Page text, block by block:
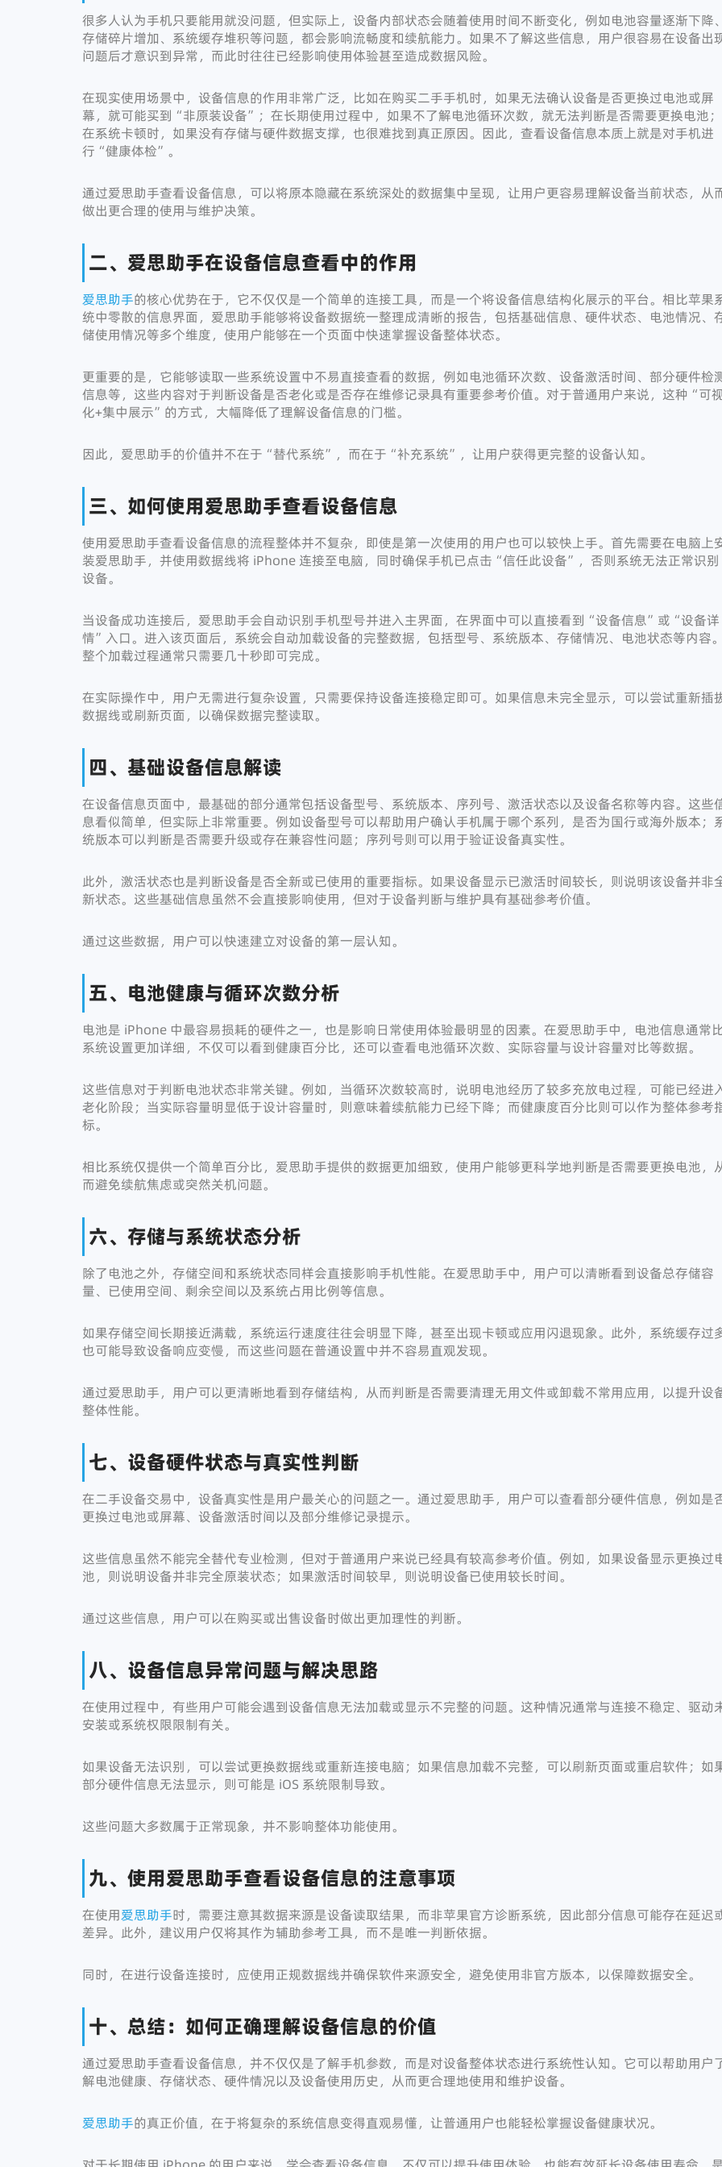
很多人认为手机只要能用就没问题，但实际上，设备内部状态会随着使用时间不断变化，例如电池容量逐渐下降、
存储碎片增加、系统缓存堆积等问题，都会影响流畅度和续航能力。如果不了解这些信息，用户很容易在设备出
问题后才意识到异常，而此时往往已经影响使用体验甚至造成数据风险。
在现实使用场景中，设备信息的作用非常广泛，比如在购买二手手机时，如果无法确认设备是否更换过电池或屏
幕，就可能买到“非原装设备”；在长期使用过程中，如果不了解电池循环次数，就无法判断是否需要更换电池；
在系统卡顿时，如果没有存储与硬件数据支撑，也很难找到真正原因。因此，查看设备信息本质上就是对手机进
行“健康体检”。
通过爱思助手查看设备信息，可以将原本隐藏在系统深处的数据集中呈现，让用户更容易理解设备当前状态，从
做出更合理的使用与维护决策。
二、爱思助手在设备信息查看中的作用
爱思助手的核心优势在于，它不仅仅是一个简单的连接工具，而是一个将设备信息结构化展示的平台。相比苹果
统中零散的信息界面，爱思助手能够将设备数据统一整理成清晰的报告，包括基础信息、硬件状态、电池情况、
储使用情况等多个维度，使用户能够在一个页面中快速掌握设备整体状态。
更重要的是，它能够读取一些系统设置中不易直接查看的数据，例如电池循环次数、设备激活时间、部分硬件检
信息等，这些内容对于判断设备是否老化或是否存在维修记录具有重要参考价值。对于普通用户来说，这种“可
化+集中展示”的方式，大幅降低了理解设备信息的门槛。
因此，爱思助手的价值并不在于“替代系统”，而在于“补充系统”，让用户获得更完整的设备认知。
三、如何使用爱思助手查看设备信息
使用爱思助手查看设备信息的流程整体并不复杂，即使是第一次使用的用户也可以较快上手。首先需要在电脑上
装爱思助手，并使用数据线将 iPhone 连接至电脑，同时确保手机已点击“信任此设备”，否则系统无法正常识别
设备。
当设备成功连接后，爱思助手会自动识别手机型号并进入主界面，在界面中可以直接看到“设备信息”或“设备详
情”入口。进入该页面后，系统会自动加载设备的完整数据，包括型号、系统版本、存储情况、电池状态等内容。
整个加载过程通常只需要几十秒即可完成。
在实际操作中，用户无需进行复杂设置，只需要保持设备连接稳定即可。如果信息未完全显示，可以尝试重新插
数据线或刷新页面，以确保数据完整读取。
四、基础设备信息解读
在设备信息页面中，最基础的部分通常包括设备型号、系统版本、序列号、激活状态以及设备名称等内容。这些
息看似简单，但实际上非常重要。例如设备型号可以帮助用户确认手机属于哪个系列，是否为国行或海外版本；
统版本可以判断是否需要升级或存在兼容性问题；序列号则可以用于验证设备真实性。
此外，激活状态也是判断设备是否全新或已使用的重要指标。如果设备显示已激活时间较长，则说明该设备并非
新状态。这些基础信息虽然不会直接影响使用，但对于设备判断与维护具有基础参考价值。
通过这些数据，用户可以快速建立对设备的第一层认知。
五、电池健康与循环次数分析
电池是 iPhone 中最容易损耗的硬件之一，也是影响日常使用体验最明显的因素。在爱思助手中，电池信息通常
系统设置更加详细，不仅可以看到健康百分比，还可以查看电池循环次数、实际容量与设计容量对比等数据。
这些信息对于判断电池状态非常关键。例如，当循环次数较高时，说明电池经历了较多充放电过程，可能已经进
老化阶段；当实际容量明显低于设计容量时，则意味着续航能力已经下降；而健康度百分比则可以作为整体参考
标。
相比系统仅提供一个简单百分比，爱思助手提供的数据更加细致，使用户能够更科学地判断是否需要更换电池，
而避免续航焦虑或突然关机问题。
六、存储与系统状态分析
除了电池之外，存储空间和系统状态同样会直接影响手机性能。在爱思助手中，用户可以清晰看到设备总存储容
量、已使用空间、剩余空间以及系统占用比例等信息。
如果存储空间长期接近满载，系统运行速度往往会明显下降，甚至出现卡顿或应用闪退现象。此外，系统缓存过
也可能导致设备响应变慢，而这些问题在普通设置中并不容易直观发现。
通过爱思助手，用户可以更清晰地看到存储结构，从而判断是否需要清理无用文件或卸载不常用应用，以提升设
整体性能。
七、设备硬件状态与真实性判断
在二手设备交易中，设备真实性是用户最关心的问题之一。通过爱思助手，用户可以查看部分硬件信息，例如是
更换过电池或屏幕、设备激活时间以及部分维修记录提示。
这些信息虽然不能完全替代专业检测，但对于普通用户来说已经具有较高参考价值。例如，如果设备显示更换过
池，则说明设备并非完全原装状态；如果激活时间较早，则说明设备已使用较长时间。
通过这些信息，用户可以在购买或出售设备时做出更加理性的判断。
八、设备信息异常问题与解决思路
在使用过程中，有些用户可能会遇到设备信息无法加载或显示不完整的问题。这种情况通常与连接不稳定、驱动
安装或系统权限限制有关。
如果设备无法识别，可以尝试更换数据线或重新连接电脑；如果信息加载不完整，可以刷新页面或重启软件；如
部分硬件信息无法显示，则可能是 iOS 系统限制导致。
这些问题大多数属于正常现象，并不影响整体功能使用。
九、使用爱思助手查看设备信息的注意事项
在使用爱思助手时，需要注意其数据来源是设备读取结果，而非苹果官方诊断系统，因此部分信息可能存在延迟
差异。此外，建议用户仅将其作为辅助参考工具，而不是唯一判断依据。
同时，在进行设备连接时，应使用正规数据线并确保软件来源安全，避免使用非官方版本，以保障数据安全。
十、总结：如何正确理解设备信息的价值
通过爱思助手查看设备信息，并不仅仅是了解手机参数，而是对设备整体状态进行系统性认知。它可以帮助用户
解电池健康、存储状态、硬件情况以及设备使用历史，从而更合理地使用和维护设备。
爱思助手的真正价值，在于将复杂的系统信息变得直观易懂，让普通用户也能轻松掌握设备健康状况。